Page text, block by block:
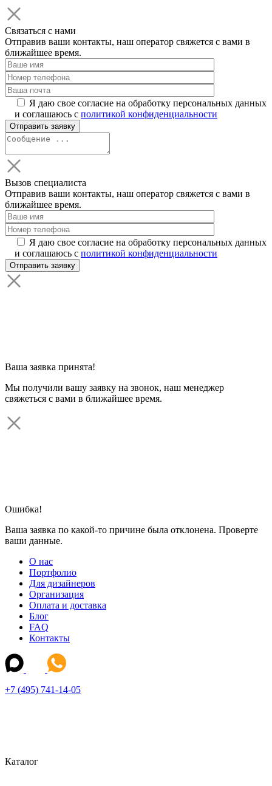
Связаться с нами
Отправив ваши контакты, наш оператор свяжется с вами в
ближайшее время.
Я даю свое согласие на обработку персональных данных
и соглашаюсь с политикой конфиденциальности
Вызов специалиста
Отправив ваши контакты, наш оператор свяжется с вами в
ближайшее время.
Я даю свое согласие на обработку персональных данных
и соглашаюсь с политикой конфиденциальности
Ваша заявка принята!
Мы получили вашу заявку на звонок, наш менеджер
свяжеться с вами в ближайшее время.
Ошибка!
Ваша заявка по какой-то причине была отклонена. Проверте
ваши данные.
О нас
Портфолио
Для дизайнеров
Организация
Оплата и доставка
Блог
FAQ
Контакты
+7 (495) 741-14-05
Каталог